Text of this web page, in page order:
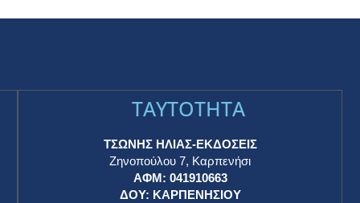
TAYTOTHTA
ΤΣΩΝΗΣ ΗΛΙΑΣ-ΕΚΔΟΣΕΙΣ
Ζηνοπούλου 7, Καρπενήσι
ΑΦΜ: 041910663
ΔΟΥ: ΚΑΡΠΕΝΗΣΙΟΥ